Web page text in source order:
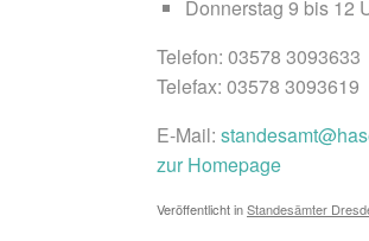
Donnerstag 9 bis 12
Telefon: 03578 3093633
Telefax: 03578 3093619
E-Mail:
zur Homepage
Veröffentlicht inStandesämter